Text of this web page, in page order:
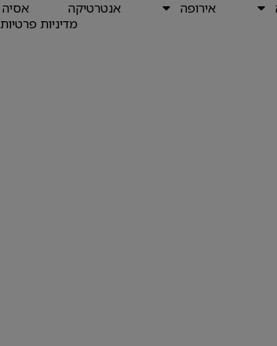
אירופה אנטרטיקה אסיה
מדיניות פרטיות